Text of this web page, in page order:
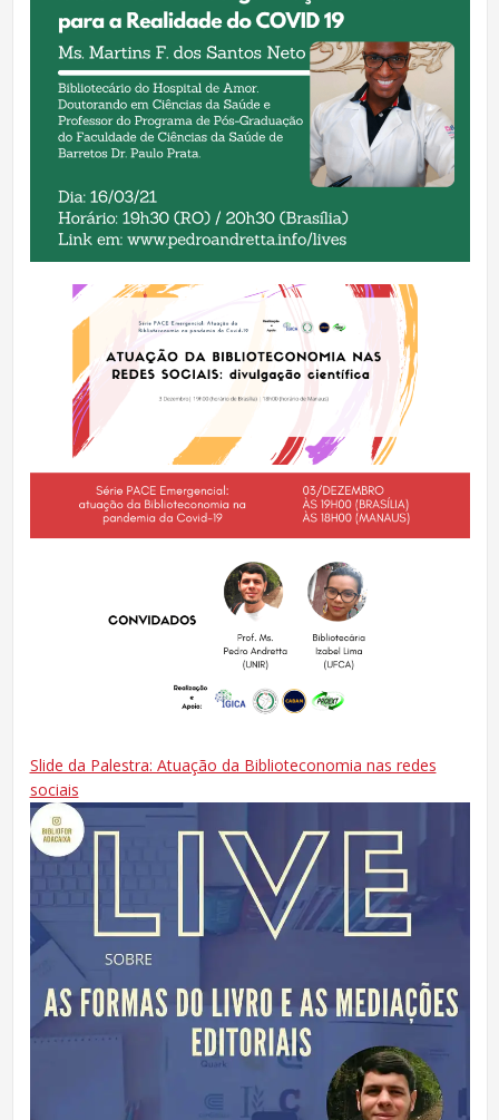
Slide da Palestra: Atuação da Biblioteconomia nas redes
sociais